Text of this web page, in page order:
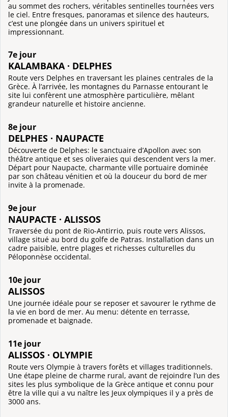
au sommet des rochers, véritables sentinelles tournées vers
le ciel. Entre fresques, panoramas et silence des hauteurs,
c’est une plongée dans un univers spirituel et
impressionnant.
7e jour
KALAMBAKA · DELPHES
Route vers Delphes en traversant les plaines centrales de la
Grèce. À l’arrivée, les montagnes du Parnasse entourant le
site lui confèrent une atmosphère particulière, mêlant
grandeur naturelle et histoire ancienne.
8e jour
DELPHES · NAUPACTE
Découverte de Delphes: le sanctuaire d’Apollon avec son
théâtre antique et ses oliveraies qui descendent vers la mer.
Départ pour Naupacte, charmante ville portuaire dominée
par son château vénitien et où la douceur du bord de mer
invite à la promenade.
9e jour
NAUPACTE · ALISSOS
Traversée du pont de Rio-Antirrio, puis route vers Alissos,
village situé au bord du golfe de Patras. Installation dans un
cadre paisible, entre plages et richesses culturelles du
Péloponnèse occidental.
10e jour
ALISSOS
Une journée idéale pour se reposer et savourer le rythme de
la vie en bord de mer. Au menu: détente en terrasse,
promenade et baignade.
11e jour
ALISSOS · OLYMPIE
Route vers Olympie à travers forêts et villages traditionnels.
Une étape pleine de charme rural, avant de rejoindre l’un des
sites les plus symbolique de la Grèce antique et connu pour
être la ville qui a vu naître les Jeux olympiques il y a près de
3000 ans.